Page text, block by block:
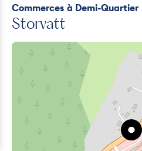
Commerces à Demi-Quartier
Storvatt